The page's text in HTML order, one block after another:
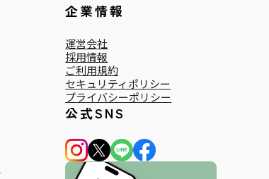
企業情報
運営会社
採用情報
ご利用規約
セキュリティポリシー
プライバシーポリシー
公式SNS